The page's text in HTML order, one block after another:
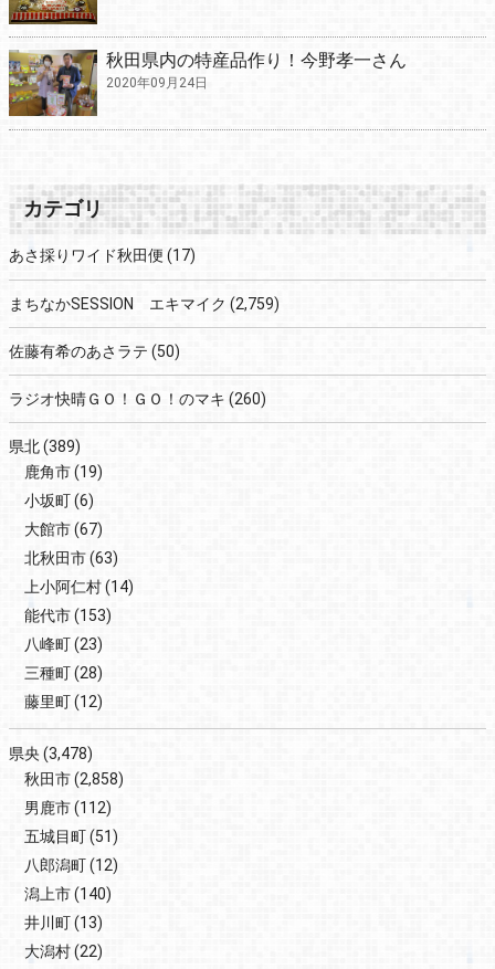
秋田県内の特産品作り！今野孝一さん
2020年09月24日
カテゴリ
あさ採りワイド秋田便 (17)
まちなかSESSION エキマイク (2,759)
佐藤有希のあさラテ (50)
ラジオ快晴ＧＯ！ＧＯ！のマキ (260)
県北(389)
鹿角市(19)
小坂町(6)
大館市(67)
北秋田市(63)
上小阿仁村(14)
能代市(153)
八峰町(23)
三種町(28)
藤里町(12)
県央(3,478)
秋田市(2,858)
男鹿市(112)
五城目町(51)
八郎潟町(12)
潟上市(140)
井川町(13)
大潟村(22)